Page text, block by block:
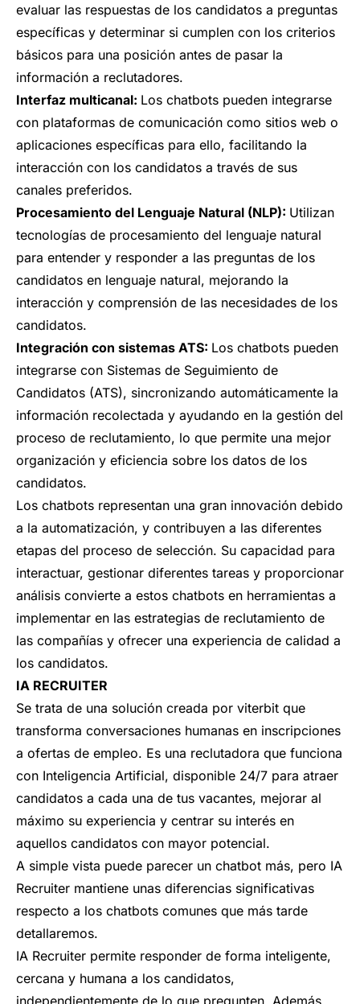
evaluar las respuestas de los candidatos a preguntas
específicas y determinar si cumplen con los criterios
básicos para una posición antes de pasar la
información a reclutadores.
Interfaz multicanal: Los chatbots pueden integrarse
con plataformas de comunicación como sitios web o
aplicaciones específicas para ello, facilitando la
interacción con los candidatos a través de sus
canales preferidos.
Procesamiento del Lenguaje Natural (NLP): Utilizan
tecnologías de procesamiento del lenguaje natural
para entender y responder a las preguntas de los
candidatos en lenguaje natural, mejorando la
interacción y comprensión de las necesidades de los
candidatos.
Integración con sistemas ATS: Los chatbots pueden
integrarse con Sistemas de Seguimiento de
Candidatos (ATS), sincronizando automáticamente la
información recolectada y ayudando en la gestión del
proceso de reclutamiento, lo que permite una mejor
organización y eficiencia sobre los datos de los
candidatos.
Los chatbots representan una gran innovación debido
a la automatización, y contribuyen a las diferentes
etapas del proceso de selección. Su capacidad para
interactuar, gestionar diferentes tareas y proporcionar
análisis convierte a estos chatbots en herramientas a
implementar en las estrategias de reclutamiento de
las compañías y ofrecer una experiencia de calidad a
los candidatos.
IA RECRUITER
Se trata de una solución creada por viterbit que
transforma conversaciones humanas en inscripciones
a ofertas de empleo. Es una reclutadora que funciona
con Inteligencia Artificial, disponible 24/7 para atraer
candidatos a cada una de tus vacantes, mejorar al
máximo su experiencia y centrar su interés en
aquellos candidatos con mayor potencial.
A simple vista puede parecer un chatbot más, pero IA
Recruiter mantiene unas diferencias significativas
respecto a los chatbots comunes que más tarde
detallaremos.
IA Recruiter permite responder de forma inteligente,
cercana y humana a los candidatos,
independientemente de lo que pregunten. Además,